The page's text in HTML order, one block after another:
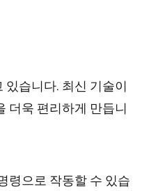
습니다. 최신 기술이
더욱 편리하게 만듭니
령으로 작동할 수 있습